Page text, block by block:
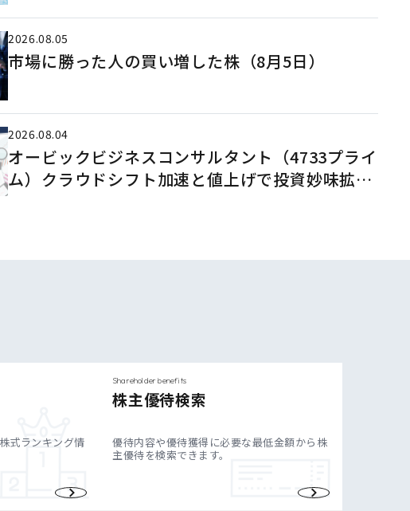
2026.08.05
市場に勝った人の買い増した株（8月5日）
2026.08.04
オービックビジネスコンサルタント（4733プライ
ム）クラウドシフト加速と値上げで投資妙味拡大
式ランキング情
Shareholder benefits
株主優待検索
優待内容や優待獲得に必要な最低金額から株
主優待を検索できます。